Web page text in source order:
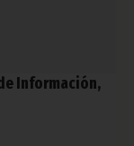
Información,